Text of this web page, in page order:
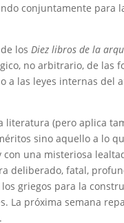
conjuntamente para
de losDiez libros de la
no arbitrario, de las
a las leyes internas del
literatura (pero aplica
sino aquello a lo
una misteriosa
deliberado, fatal,
griegos para la
La próxima semana